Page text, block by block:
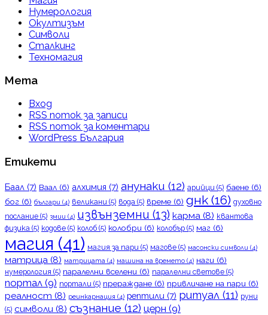
Нумерология
Окултизъм
Символи
Сталкинг
Техномагия
Мета
Вход
RSS поток за записи
RSS поток за коментари
WordPress България
Етикети
Баал (7) Ваал (6) алхимия (7) анунаки (12) арийци (5) баене (6)
бог (6) българи (4) великани (5) вода (5) време (6) днк (16) духовно
послание (5) змии (4) извънземни (13) карма (8) квантова
физика (5) кодове (5) колоб (5) колобри (6) колобър (5) маг (6)
магия (41) магия за пари (5) магове (5) масонски символи (4)
матрица (8) матрицата (4) машина на времето (4) наги (6)
нумерология (5) паралелни вселени (6) паралелни светове (5)
портал (9) портали (5) прераждане (6) привличане на пари (6)
реалност (8) реинкарнация (4) рептили (7) ритуал (11) руни
(5) символи (8) съзнание (12) церн (9)